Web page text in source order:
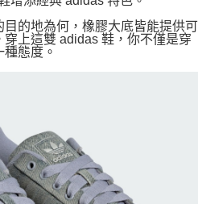
的地為何，橡膠大底皆能提供可
上這雙 adidas 鞋，你不僅是穿
態度。